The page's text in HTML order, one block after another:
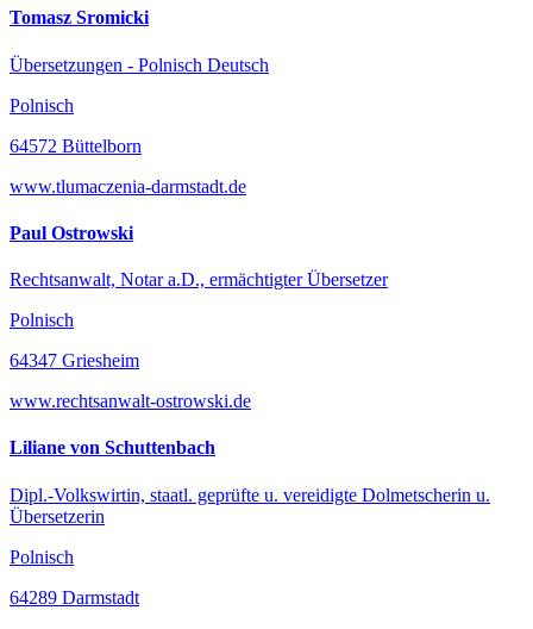
Tomasz Sromicki
Übersetzungen - Polnisch Deutsch
Polnisch
64572 Büttelborn
www.tlumaczenia-darmstadt.de
Paul Ostrowski
Rechtsanwalt, Notar a.D., ermächtigter Übersetzer
Polnisch
64347 Griesheim
www.rechtsanwalt-ostrowski.de
Liliane von Schuttenbach
Dipl.-Volkswirtin, staatl. geprüfte u. vereidigte Dolmetscherin u.
Übersetzerin
Polnisch
64289 Darmstadt